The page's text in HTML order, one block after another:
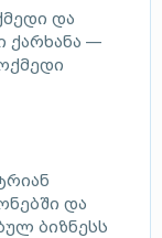
და
ქარხანა —
და
ბიზნესს